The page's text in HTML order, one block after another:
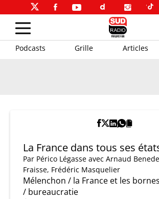
Podcasts Grille Articles
La France dans tous ses
Par Périco Légasse avec Arnaud
Fraisse, Frédéric Masquelier
Mélenchon / la France et les
/ bureaucratie